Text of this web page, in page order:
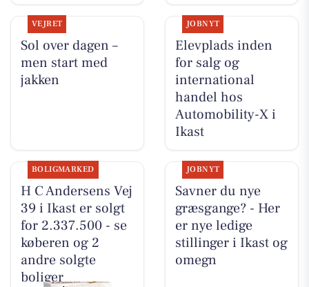
VEJRET
Sol over dagen –
men start med
jakken
JOBNYT
Elevplads inden
for salg og
international
handel hos
Automobility-X i
Ikast
BOLIGMARKED
H C Andersens Vej
39 i Ikast er solgt
for 2.337.500 - se
køberen og 2
andre solgte
boliger
JOBNYT
Savner du nye
græsgange? - Her
er nye ledige
stillinger i Ikast og
omegn